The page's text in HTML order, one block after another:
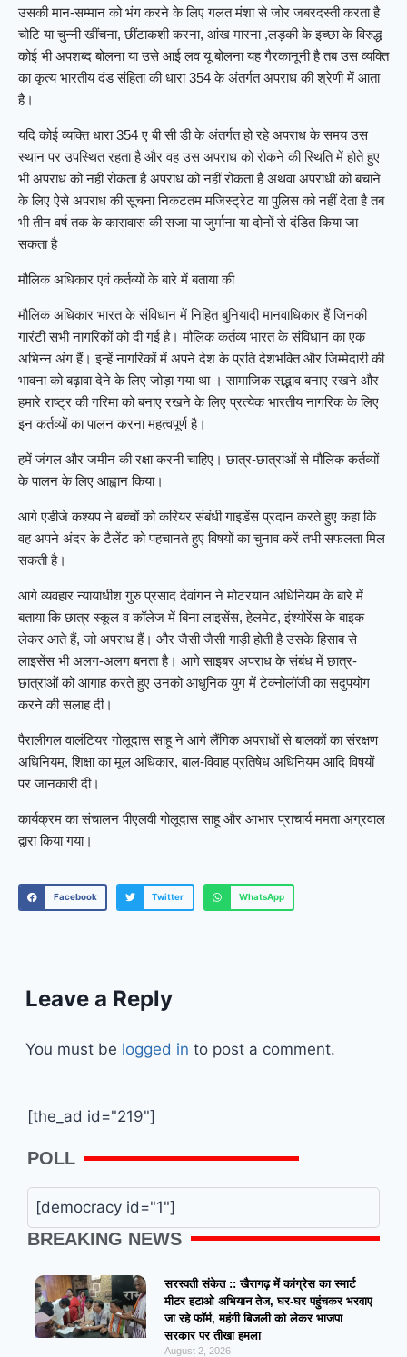
उसकी मान-सम्मान को भंग करने के लिए गलत मंशा से जोर जबरदस्ती करता है
चोटि या चुन्नी खींचना, छींटाकशी करना, आंख मारना ,लड़की के इच्छा के विरुद्ध
कोई भी अपशब्द बोलना या उसे आई लव यू बोलना यह गैरकानूनी है तब उस व्यक्ति
का कृत्य भारतीय दंड संहिता की धारा 354 के अंतर्गत अपराध की श्रेणी में आता
है।
यदि कोई व्यक्ति धारा 354 ए बी सी डी के अंतर्गत हो रहे अपराध के समय उस
स्थान पर उपस्थित रहता है और वह उस अपराध को रोकने की स्थिति में होते हुए
भी अपराध को नहीं रोकता है अपराध को नहीं रोकता है अथवा अपराधी को बचाने
के लिए ऐसे अपराध की सूचना निकटतम मजिस्ट्रेट या पुलिस को नहीं देता है तब
भी तीन वर्ष तक के कारावास की सजा या जुर्माना या दोनों से दंडित किया जा
सकता है
मौलिक अधिकार एवं कर्तव्यों के बारे में बताया की
मौलिक अधिकार भारत के संविधान में निहित बुनियादी मानवाधिकार हैं जिनकी
गारंटी सभी नागरिकों को दी गई है। मौलिक कर्तव्य भारत के संविधान का एक
अभिन्न अंग हैं। इन्हें नागरिकों में अपने देश के प्रति देशभक्ति और जिम्मेदारी की
भावना को बढ़ावा देने के लिए जोड़ा गया था । सामाजिक सद्भाव बनाए रखने और
हमारे राष्ट्र की गरिमा को बनाए रखने के लिए प्रत्येक भारतीय नागरिक के लिए
इन कर्तव्यों का पालन करना महत्वपूर्ण है।
हमें जंगल और जमीन की रक्षा करनी चाहिए। छात्र-छात्राओं से मौलिक कर्तव्यों
के पालन के लिए आह्वान किया।
आगे एडीजे कश्यप ने बच्चों को करियर संबंधी गाइडेंस प्रदान करते हुए कहा कि
वह अपने अंदर के टैलेंट को पहचानते हुए विषयों का चुनाव करें तभी सफलता मिल
सकती है।
आगे व्यवहार न्यायाधीश गुरु प्रसाद देवांगन ने मोटरयान अधिनियम के बारे में
बताया कि छात्र स्कूल व कॉलेज में बिना लाइसेंस, हेलमेट, इंश्योरेंस के बाइक
लेकर आते हैं, जो अपराध हैं। और जैसी जैसी गाड़ी होती है उसके हिसाब से
लाइसेंस भी अलग-अलग बनता है। आगे साइबर अपराध के संबंध में छात्र-
छात्राओं को आगाह करते हुए उनको आधुनिक युग में टेक्नोलॉजी का सदुपयोग
करने की सलाह दी।
पैरालीगल वालंटियर गोलूदास साहू ने आगे लैंगिक अपराधों से बालकों का संरक्षण
अधिनियम, शिक्षा का मूल अधिकार, बाल-विवाह प्रतिषेध अधिनियम आदि विषयों
पर जानकारी दी।
कार्यक्रम का संचालन पीएलवी गोलूदास साहू और आभार प्राचार्य ममता अग्रवाल
द्वारा किया गया।
Facebook Twitter WhatsApp
Leave a Reply
You must be logged in to post a comment.
[the_ad id="219"]
POLL
[democracy id="1"]
BREAKING NEWS
सरस्वती संकेत :: खैरागढ़ में कांग्रेस का स्मार्ट
मीटर हटाओ अभियान तेज, घर-घर पहुंचकर भरवाए
जा रहे फॉर्म, महंगी बिजली को लेकर भाजपा
सरकार पर तीखा हमला
August 2, 2026